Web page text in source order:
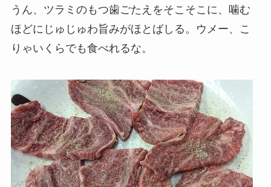
うん、ツラミのもつ歯ごたえをそこそこに、噛む
ほどにじゅじゅわ旨みがほとばしる。ウメー、こ
りゃいくらでも食べれるな。